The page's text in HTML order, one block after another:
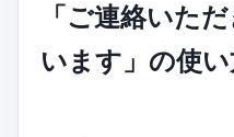
「ご連絡いた
います」の使